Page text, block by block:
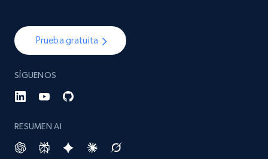
Prueba gratuita
SÍGUENOS
RESUMEN AI